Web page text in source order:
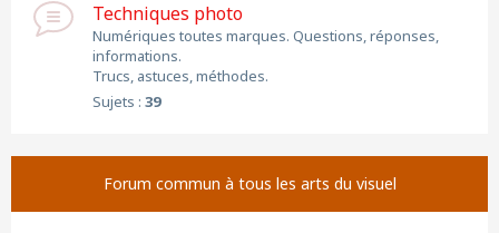
Techniques photo
Numériques toutes marques. Questions, réponses,
informations.
Trucs, astuces, méthodes.
Sujets : 39
Forum commun à tous les arts du visuel